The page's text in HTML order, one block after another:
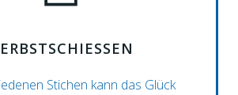
Stichen kann das Glück